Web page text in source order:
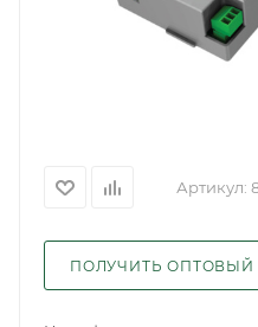
Артикул:
ПОЛУЧИТЬ ОПТОВЫЙ